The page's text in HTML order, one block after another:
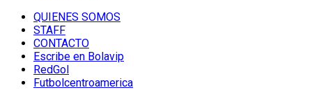
QUIENES SOMOS
STAFF
CONTACTO
Escribe en Bolavip
RedGol
Futbolcentroamerica